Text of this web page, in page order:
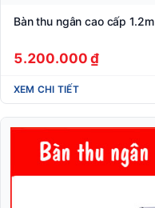
Bàn thu ngân cao cấp 1.2m
5.200.000 ₫
XEM CHI TIẾT